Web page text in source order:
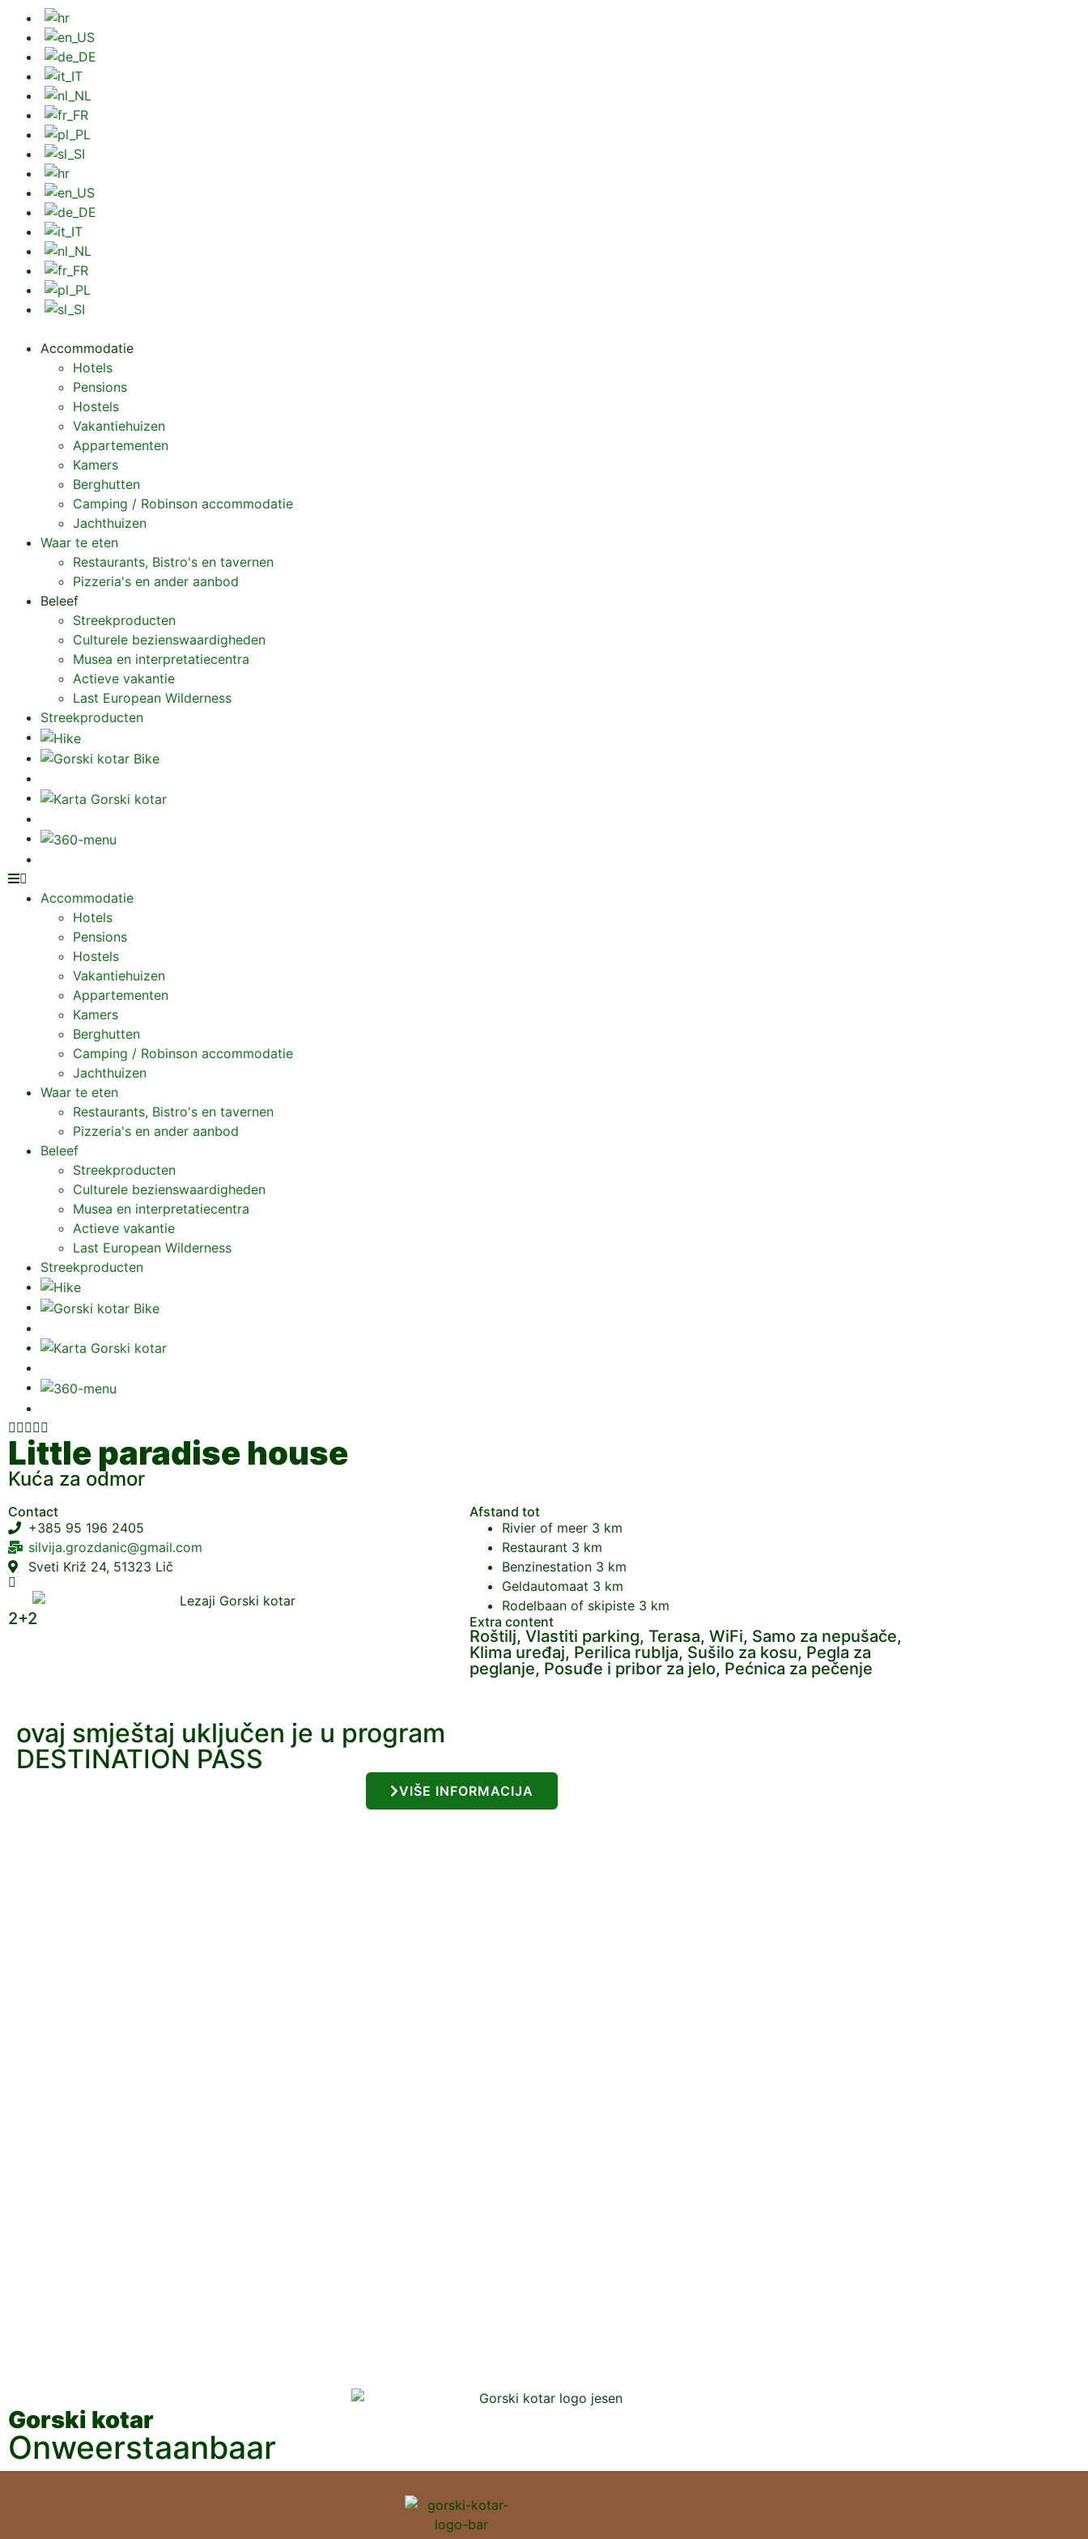
Accommodatie
Hotels
Pensions
Hostels
Vakantiehuizen
Appartementen
Kamers
Berghutten
Camping / Robinson accommodatie
Jachthuizen
Waar te eten
Restaurants, Bistro's en tavernen
Pizzeria's en ander aanbod
Beleef
Streekproducten
Culturele bezienswaardigheden
Musea en interpretatiecentra
Actieve vakantie
Last European Wilderness
Streekproducten
Accommodatie
Hotels
Pensions
Hostels
Vakantiehuizen
Appartementen
Kamers
Berghutten
Camping / Robinson accommodatie
Jachthuizen
Waar te eten
Restaurants, Bistro's en tavernen
Pizzeria's en ander aanbod
Beleef
Streekproducten
Culturele bezienswaardigheden
Musea en interpretatiecentra
Actieve vakantie
Last European Wilderness
Streekproducten

Little paradise house
Kuća za odmor
Contact
+385 95 196 2405
silvija.grozdanic@gmail.com
Sveti Križ 24, 51323 Lič
2+2
Afstand tot
Rivier of meer 3 km
Restaurant 3 km
Benzinestation 3 km
Geldautomaat 3 km
Rodelbaan of skipiste 3 km
Extra content
Roštilj, Vlastiti parking, Terasa, WiFi, Samo za nepušače,
Klima uređaj, Perilica rublja, Sušilo za kosu, Pegla za
peglanje, Posuđe i pribor za jelo, Pećnica za pečenje
ovaj smještaj uključen je u program
DESTINATION PASS
VIŠE INFORMACIJA
Gorski kotar
Onweerstaanbaar